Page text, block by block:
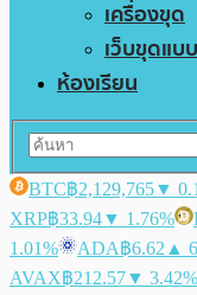
เครื่องขุด
เว็บขุดแบ
ห้องเรียน
BTC฿2,129,765▼
XRP฿33.94▼ 1.76%
1.01%
ADA฿6.62 ▲
AVAX฿212.57▼ 3.42%